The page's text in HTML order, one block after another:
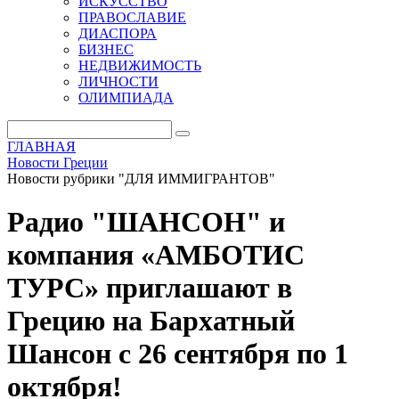
ПРАВОСЛАВИЕ
ДИАСПОРА
БИЗНЕС
НЕДВИЖИМОСТЬ
ЛИЧНОСТИ
ОЛИМПИАДА
ГЛАВНАЯ
Новости Греции
Новости рубрики "ДЛЯ ИММИГРАНТОВ"
Радио "ШАНСОН" и
компания «АМБОТИС
ТУРС» приглашают в
Грецию на Бархатный
Шансон c 26 сентября по 1
октября!